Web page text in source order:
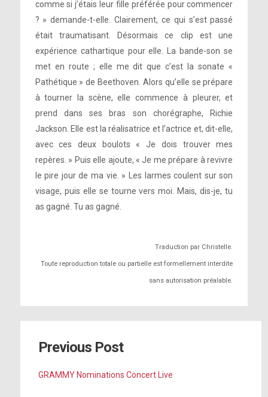
comme si j’étais leur fille préférée pour commencer
? » demande-t-elle. Clairement, ce qui s’est passé
était traumatisant. Désormais ce clip est une
expérience cathartique pour elle. La bande-son se
met en route ; elle me dit que c’est la sonate «
Pathétique » de Beethoven. Alors qu’elle se prépare
à tourner la scène, elle commence à pleurer, et
prend dans ses bras son chorégraphe, Richie
Jackson. Elle est la réalisatrice et l’actrice et, dit-elle,
avec ces deux boulots « Je dois trouver mes
repères. » Puis elle ajoute, « Je me prépare à revivre
le pire jour de ma vie. » Les larmes coulent sur son
visage, puis elle se tourne vers moi. Mais, dis-je, tu
as gagné. Tu as gagné.
Traduction par Christelle.
Toute reproduction totale ou partielle est formellement interdite
sans autorisation préalable.
Previous Post
GRAMMY Nominations Concert Live